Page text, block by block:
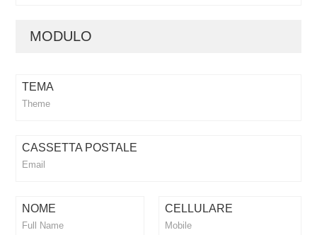
MODULO
TEMA
CASSETTA POSTALE
NOME CELLULARE